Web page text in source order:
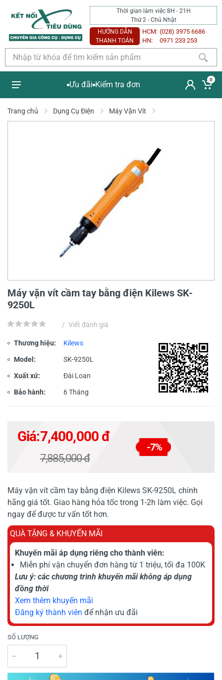
Thời gian làm việc 8H - 21H
Thứ 2 - Chủ Nhật
HƯỚNG DẪN
THANH TOÁN
HCM: (028) 3975 6686
HN:
0971 233 253
Ưu đãi Kiểm tra đơn
0
Trang chủ Dụng Cụ Điện Máy Vặn Vít
Máy vặn vít cầm tay bằng điện Kilews SK-
9250L
/ Viết đánh giá
Thương hiệu: Kilews
Model: SK-9250L
Xuất xứ: Đài Loan
Bảo hành: 6 Tháng
Giá:7,400,000 đ
7,885,000 đ
-7%
Máy vặn vít cầm tay bằng điện Kilews SK-9250L chính
hãng giá tốt. Giao hàng hỏa tốc trong 1-2h làm việc. Gọi
ngay để được tư vấn tốt hơn.
QUÀ TẶNG & KHUYẾN MÃI
Khuyến mãi áp dụng riêng cho thành viên:
Miễn phí vận chuyển đơn hàng từ 1 triệu, tối đa 100K
Lưu ý: các chương trình khuyến mãi không áp dụng
đồng thời
Xem thêm khuyến mãi
Đăng ký thành viên để nhận ưu đãi
SỐ LƯỢNG